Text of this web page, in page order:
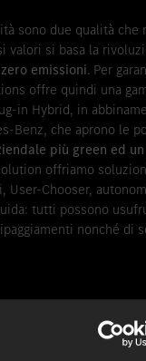
sono due qualità che
valori si basa la
emissioni. Per
offre quindi una
in Hybrid, in
che aprono le
più green ed
offriamo
User-Chooser,
tutti possono
nonché di